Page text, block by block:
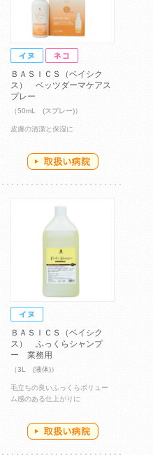
ＢＡＳＩＣＳ（ベイシク
ス） ベッツダーマケアス
プレー
（50mL (スプレー)）
皮膚の清潔と保湿に
ＢＡＳＩＣＳ（ベイシク
ス） ふっくらシャンプ
ー 業務用
（3L (液体)）
毛立ちの良いふっくらボリュー
ム感のある仕上がりに